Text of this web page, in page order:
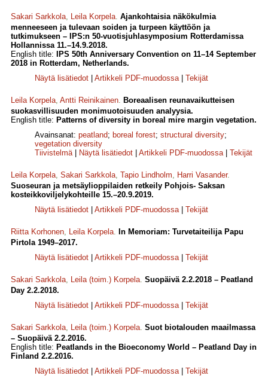
Sakari Sarkkola, Leila Korpela. Ajankohtaisia näkökulmia
menneeseen ja tulevaan soiden ja turpeen käyttöön ja
tutkimukseen – IPS:n 50-vuotisjuhlasymposium Rotterdamissa
Hollannissa 11.–14.9.2018.
English title:
IPS 50th Anniversary Convention on 11–14 September
2018 in Rotterdam, Netherlands.
Näytä lisätiedot
Artikkeli PDF-muodossa| Tekijät
Leila Korpela, Antti Reinikainen. Boreaalisen reunavaikutteisen
suokasvillisuuden monimuotoisuuden analyysia.
English title: Patterns of diversity in boreal mire margin vegetation.
Avainsanat: peatland; boreal forest; structural diversity;
vegetation diversity
Tiivistelmä| Näytä lisätiedot Artikkeli PDF-muodossa| Tekijät
Leila Korpela, Sakari Sarkkola, Tapio Lindholm, Harri Vasander.
Suoseuran ja metsäylioppilaiden retkeily Pohjois- Saksan
kosteikkoviljelykohteille 15.–20.9.2019.
Näytä lisätiedot
Artikkeli PDF-muodossa| Tekijät
Riitta Korhonen, Leila Korpela. In Memoriam: Turvetaiteilija Papu
Pirtola 1949–2017.
Näytä lisätiedot
Artikkeli PDF-muodossa| Tekijät
Sakari Sarkkola, Leila (toim.) Korpela. Suopäivä 2.2.2018 – Peatland
Day 2.2.2018.
Näytä lisätiedot
Artikkeli PDF-muodossa| Tekijät
Sakari Sarkkola, Leila (toim.) Korpela. Suot biotalouden maailmassa
– Suopäivä 2.2.2016.
English title: Peatlands in the Bioeconomy World – Peatland Day in
Finland 2.2.2016.
Näytä lisätiedot
Artikkeli PDF-muodossa| Tekijät